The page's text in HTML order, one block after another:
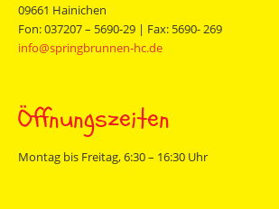
09661 Hainichen
Fon: 037207 – 5690-29 | Fax: 5690- 269
info@springbrunnen-hc.de
Öffnungszeiten
Montag bis Freitag, 6:30 – 16:30 Uhr